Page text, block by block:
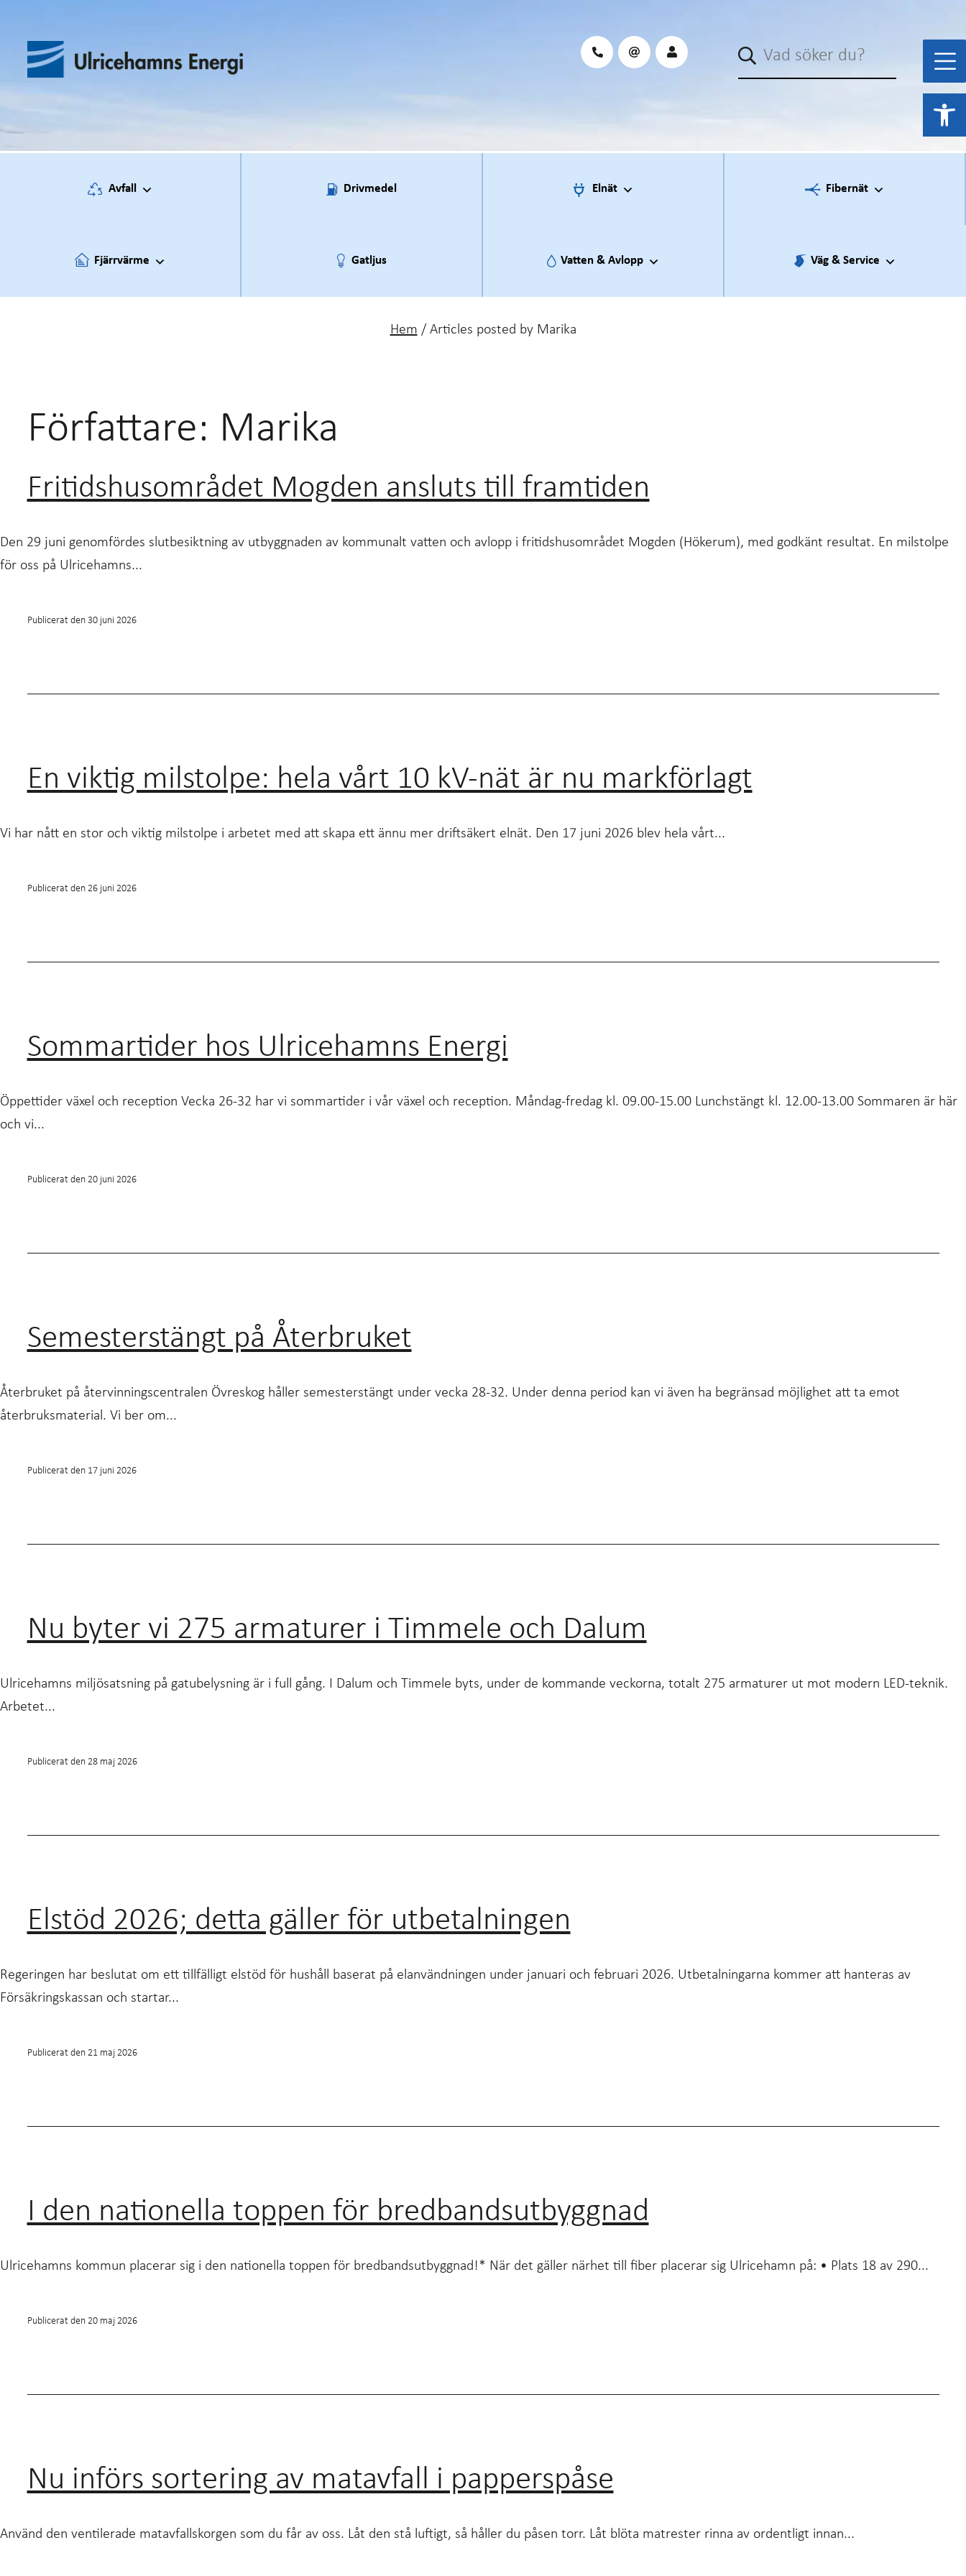
innehåll
Avfall Drivmedel Elnät Fibernät
Fjärrvärme Gatljus Vatten & Avlopp Väg & Service
Hem / Articles posted by Marika
Författare: Marika
Fritidshusområdet Mogden ansluts till framtiden
Den 29 juni genomfördes slutbesiktning av utbyggnaden av kommunalt vatten och avlopp i fritidshusområdet Mogden (Hökerum), med godkänt resultat. En milstolpe
för oss på Ulricehamns...
Publicerat den 30 juni 2026
En viktig milstolpe: hela vårt 10 kV-nät är nu markförlagt
Vi har nått en stor och viktig milstolpe i arbetet med att skapa ett ännu mer driftsäkert elnät. Den 17 juni 2026 blev hela vårt...
Publicerat den 26 juni 2026
Sommartider hos Ulricehamns Energi
Öppettider växel och reception Vecka 26-32 har vi sommartider i vår växel och reception. Måndag-fredag kl. 09.00-15.00 Lunchstängt kl. 12.00-13.00 Sommaren är här
och vi...
Publicerat den 20 juni 2026
Semesterstängt på Återbruket
Återbruket på återvinningscentralen Övreskog håller semesterstängt under vecka 28-32. Under denna period kan vi även ha begränsad möjlighet att ta emot
återbruksmaterial. Vi ber om...
Publicerat den 17 juni 2026
Nu byter vi 275 armaturer i Timmele och Dalum
Ulricehamns miljösatsning på gatubelysning är i full gång. I Dalum och Timmele byts, under de kommande veckorna, totalt 275 armaturer ut mot modern LED-teknik.
Arbetet...
Publicerat den 28 maj 2026
Elstöd 2026; detta gäller för utbetalningen
Regeringen har beslutat om ett tillfälligt elstöd för hushåll baserat på elanvändningen under januari och februari 2026. Utbetalningarna kommer att hanteras av
Försäkringskassan och startar...
Publicerat den 21 maj 2026
I den nationella toppen för bredbandsutbyggnad
Ulricehamns kommun placerar sig i den nationella toppen för bredbandsutbyggnad!* När det gäller närhet till fiber placerar sig Ulricehamn på: • Plats 18 av 290...
Publicerat den 20 maj 2026
Nu införs sortering av matavfall i papperspåse
Använd den ventilerade matavfallskorgen som du får av oss. Låt den stå luftigt, så håller du påsen torr. Låt blöta matrester rinna av ordentligt innan...